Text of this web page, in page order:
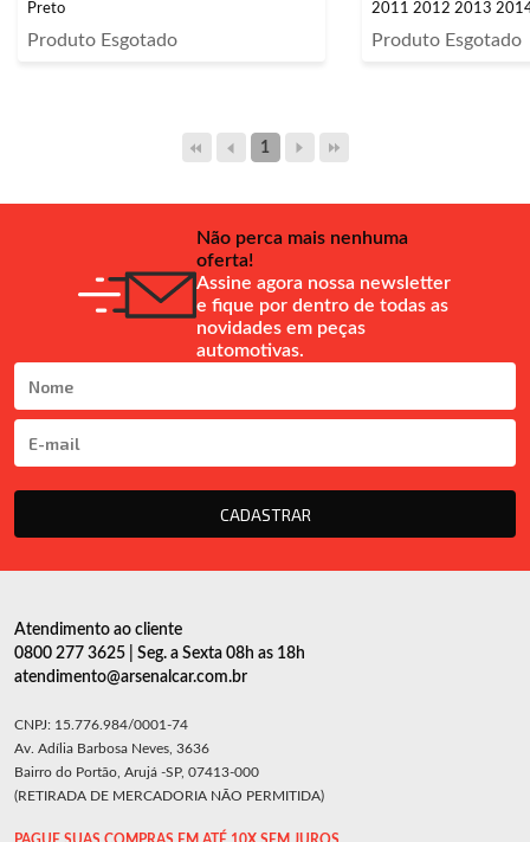
Preto
Produto Esgotado
2011 2012 2013
Produto Esgotado
1
Não perca mais nenhuma
oferta!
Assine agora nossa newsletter
e fique por dentro de todas as
novidades em peças
automotivas.
CADASTRAR
Atendimento ao cliente
0800 277 3625 | Seg. a Sexta 08h as 18h
atendimento@arsenalcar.com.br
CNPJ: 15.776.984/0001-74
Av. Adília Barbosa Neves, 3636
Bairro do Portão, Arujá -SP, 07413-000
(RETIRADA DE MERCADORIA NÃO PERMITIDA)